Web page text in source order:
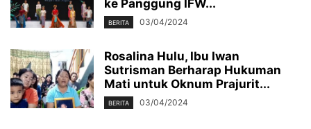
ke Panggung IFW...
BERITA 03/04/2024
Rosalina Hulu, Ibu Iwan
Sutrisman Berharap Hukuman
Mati untuk Oknum Prajurit...
BERITA 03/04/2024